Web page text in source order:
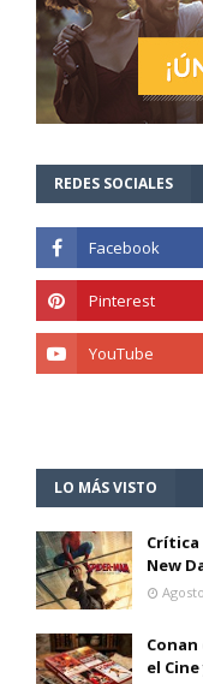
REDES SOCIALES
LO MÁS VISTO
Crítica
New
Conan
el